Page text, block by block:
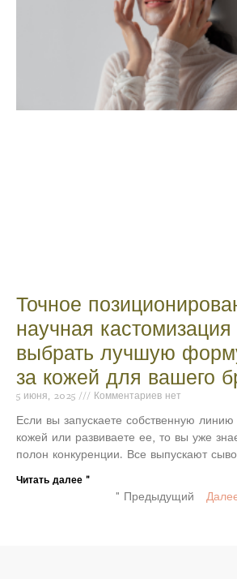
Точное
научная
выбрать лучшую
за кожей для вашего
5 июня, 2025 Комментариев нет
Если вы запускаете собственную линию
кожей или развиваете ее, то вы уже
полон конкуренции. Все выпускают
Читать далее "
" Предыдущий